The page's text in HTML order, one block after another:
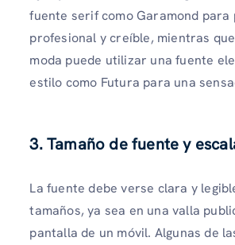
fuente serif como Garamond para
profesional y creíble, mientras
moda puede utilizar una fuente
estilo como Futura para una
3. Tamaño de fuente y
La fuente debe verse clara y
tamaños, ya sea en una valla
pantalla de un móvil. Algunas de